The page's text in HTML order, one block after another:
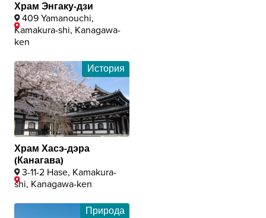
Храм Энгаку-дзи
409 Yamanouchi,
Kamakura-shi, Kanagawa-
ken
История
Храм Хасэ-дэра
(Канагава)
3-11-2 Hase, Kamakura-
shi, Kanagawa-ken
Природа